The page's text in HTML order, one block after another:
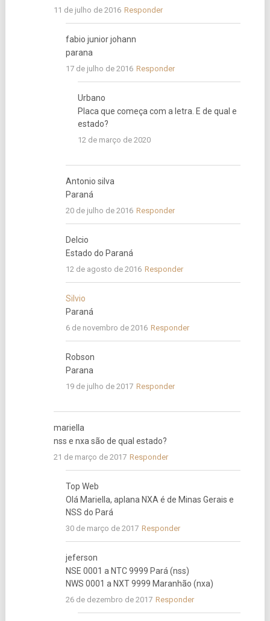
11 de julho de 2016 Responder
fabio junior johann
parana
17 de julho de 2016 Responder
Urbano
Placa que começa com a letra. E de qual e
estado?
12 de março de 2020
Antonio silva
Paraná
20 de julho de 2016 Responder
Delcio
Estado do Paraná
12 de agosto de 2016 Responder
Silvio
Paraná
6 de novembro de 2016 Responder
Robson
Parana
19 de julho de 2017 Responder
mariella
nss e nxa são de qual estado?
21 de março de 2017 Responder
Top Web
Olá Mariella, aplana NXA é de Minas Gerais e
NSS do Pará
30 de março de 2017 Responder
jeferson
NSE 0001 a NTC 9999 Pará (nss)
NWS 0001 a NXT 9999 Maranhão (nxa)
26 de dezembro de 2017 Responder